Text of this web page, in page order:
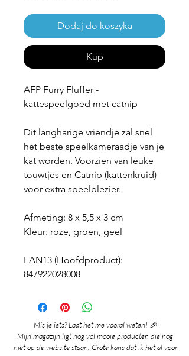
Dodaj do koszyka
Kup
AFP Furry Fluffer -
kattespeelgoed met catnip
Dit langharige vriendje zal snel
het beste speelkameraadje van je
kat worden. Voorzien van leuke
touwtjes en Catnip (kattenkruid)
voor extra speelplezier.
Afmeting: 8 x 5,5 x 3 cm
Kleur: roze, groen, geel
EAN13 (Hoofdproduct):
847922028008
Mis je iets? Laat het me vooral weten! 🎉
Mijn magazijn ligt nog vol mooie producten die nog
niet op de website staan. Grote kans dat ik het al voor